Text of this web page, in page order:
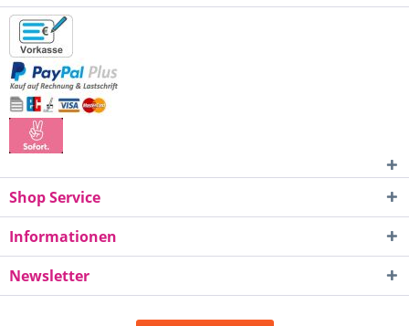
Shop Service
Informationen
Newsletter